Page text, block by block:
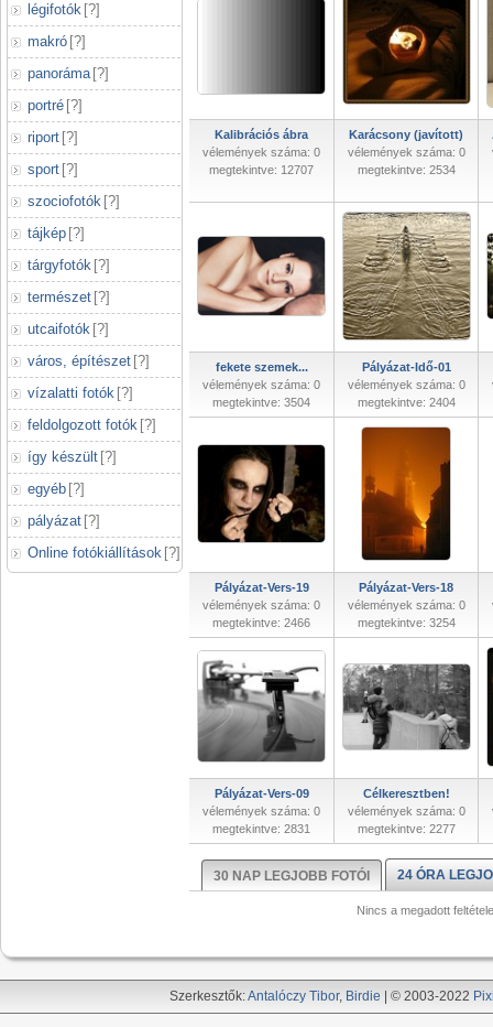
légifotók [?]
makró [?]
panoráma [?]
portré [?]
riport [?]
sport [?]
szociofotók [?]
tájkép [?]
tárgyfotók [?]
természet [?]
utcaifotók [?]
város, építészet [?]
vízalatti fotók [?]
feldolgozott fotók [?]
így készült [?]
egyéb [?]
pályázat [?]
Online fotókiállítások [?]
Kalibrációs ábra
vélemények száma: 0
megtekintve: 12707
Karácsony (javított)
vélemények száma: 0
megtekintve: 2534
fekete szemek...
vélemények száma: 0
megtekintve: 3504
Pályázat-Idő-01
vélemények száma: 0
megtekintve: 2404
Pályázat-Vers-19
vélemények száma: 0
megtekintve: 2466
Pályázat-Vers-18
vélemények száma: 0
megtekintve: 3254
Pályázat-Vers-09
vélemények száma: 0
megtekintve: 2831
Célkeresztben!
vélemények száma: 0
megtekintve: 2277
30 NAP LEGJOBB FOTÓI 24 ÓRA
Nincs a megadott
Szerkesztők:Antalóczy Tibor, Birdie | © 2003-2022